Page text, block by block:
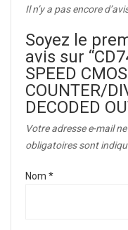
Il n’y a pas encore
Soyez le
avis sur
SPEED
COUNTER/
DECODED
Votre adresse e-mail
obligatoires sont
Nom *